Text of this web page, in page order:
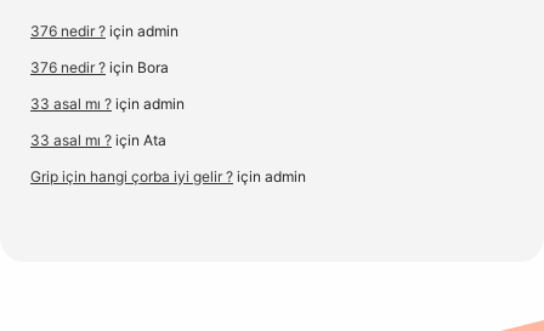
376 nedir ? için admin
376 nedir ? için Bora
33 asal mı ? için admin
33 asal mı ? için Ata
Grip için hangi çorba iyi gelir ? için admin